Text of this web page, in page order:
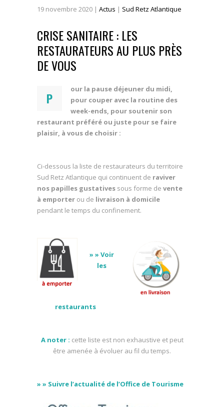
19 novembre 2020 | Actus | Sud Retz Atlantique
CRISE SANITAIRE : LES
RESTAURATEURS AU PLUS PRÈS
DE VOUS
P
our la pause déjeuner du midi,
pour couper avec la routine des
week-ends, pour soutenir son
restaurant préféré ou juste pour se faire
plaisir, à vous de choisir :
Ci-dessous la liste de restaurateurs du territoire
Sud Retz Atlantique qui continuent de raviver
nos papilles gustatives sous forme de vente
à emporter ou de livraison à domicile
pendant le temps du confinement.
» » Voir
les
restaurants
A noter : cette liste est non exhaustive et peut
être amenée à évoluer au fil du temps.
» » Suivre l’actualité de l’Office de Tourisme